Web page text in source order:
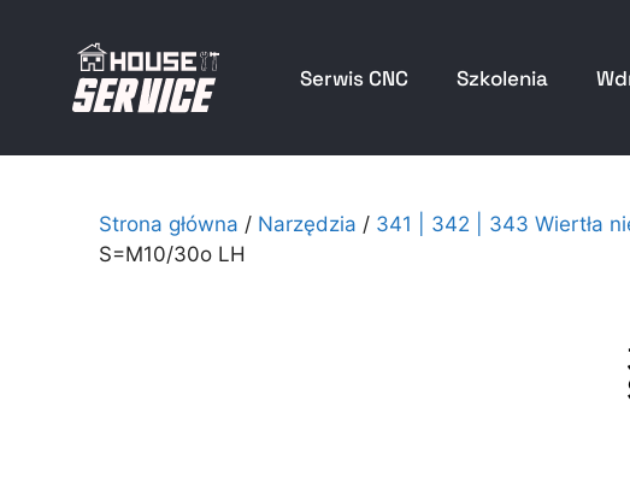
Serwis CNC Szkolenia
Strona główna / Narzędzia / 341 | 342 | 343 Wiertła
S=M10/30o LH